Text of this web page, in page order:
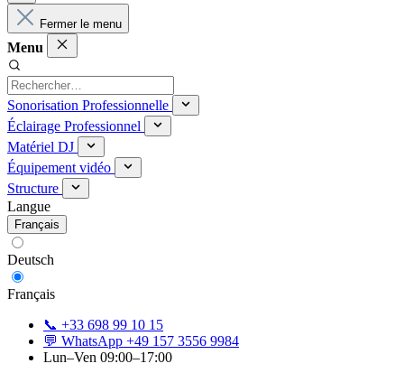
Fermer le menu
Menu
Sonorisation Professionnelle
Éclairage Professionnel
Matériel DJ
Équipement vidéo
Structure
Langue
Français
Deutsch
Français
📞 +33 698 99 10 15
💬 WhatsApp +49 157 3556 9984
Lun–Ven 09:00–17:00